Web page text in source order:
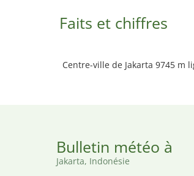
Faits et chiffres
Centre-ville de Jakarta 9745 m
Bulletin météo à
Jakarta, Indonésie